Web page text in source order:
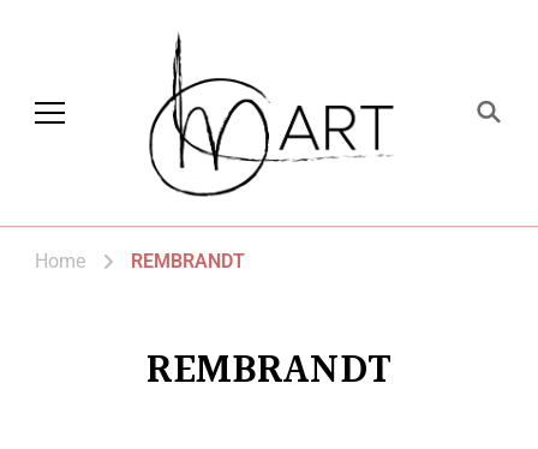
Home REMBRANDT
REMBRANDT